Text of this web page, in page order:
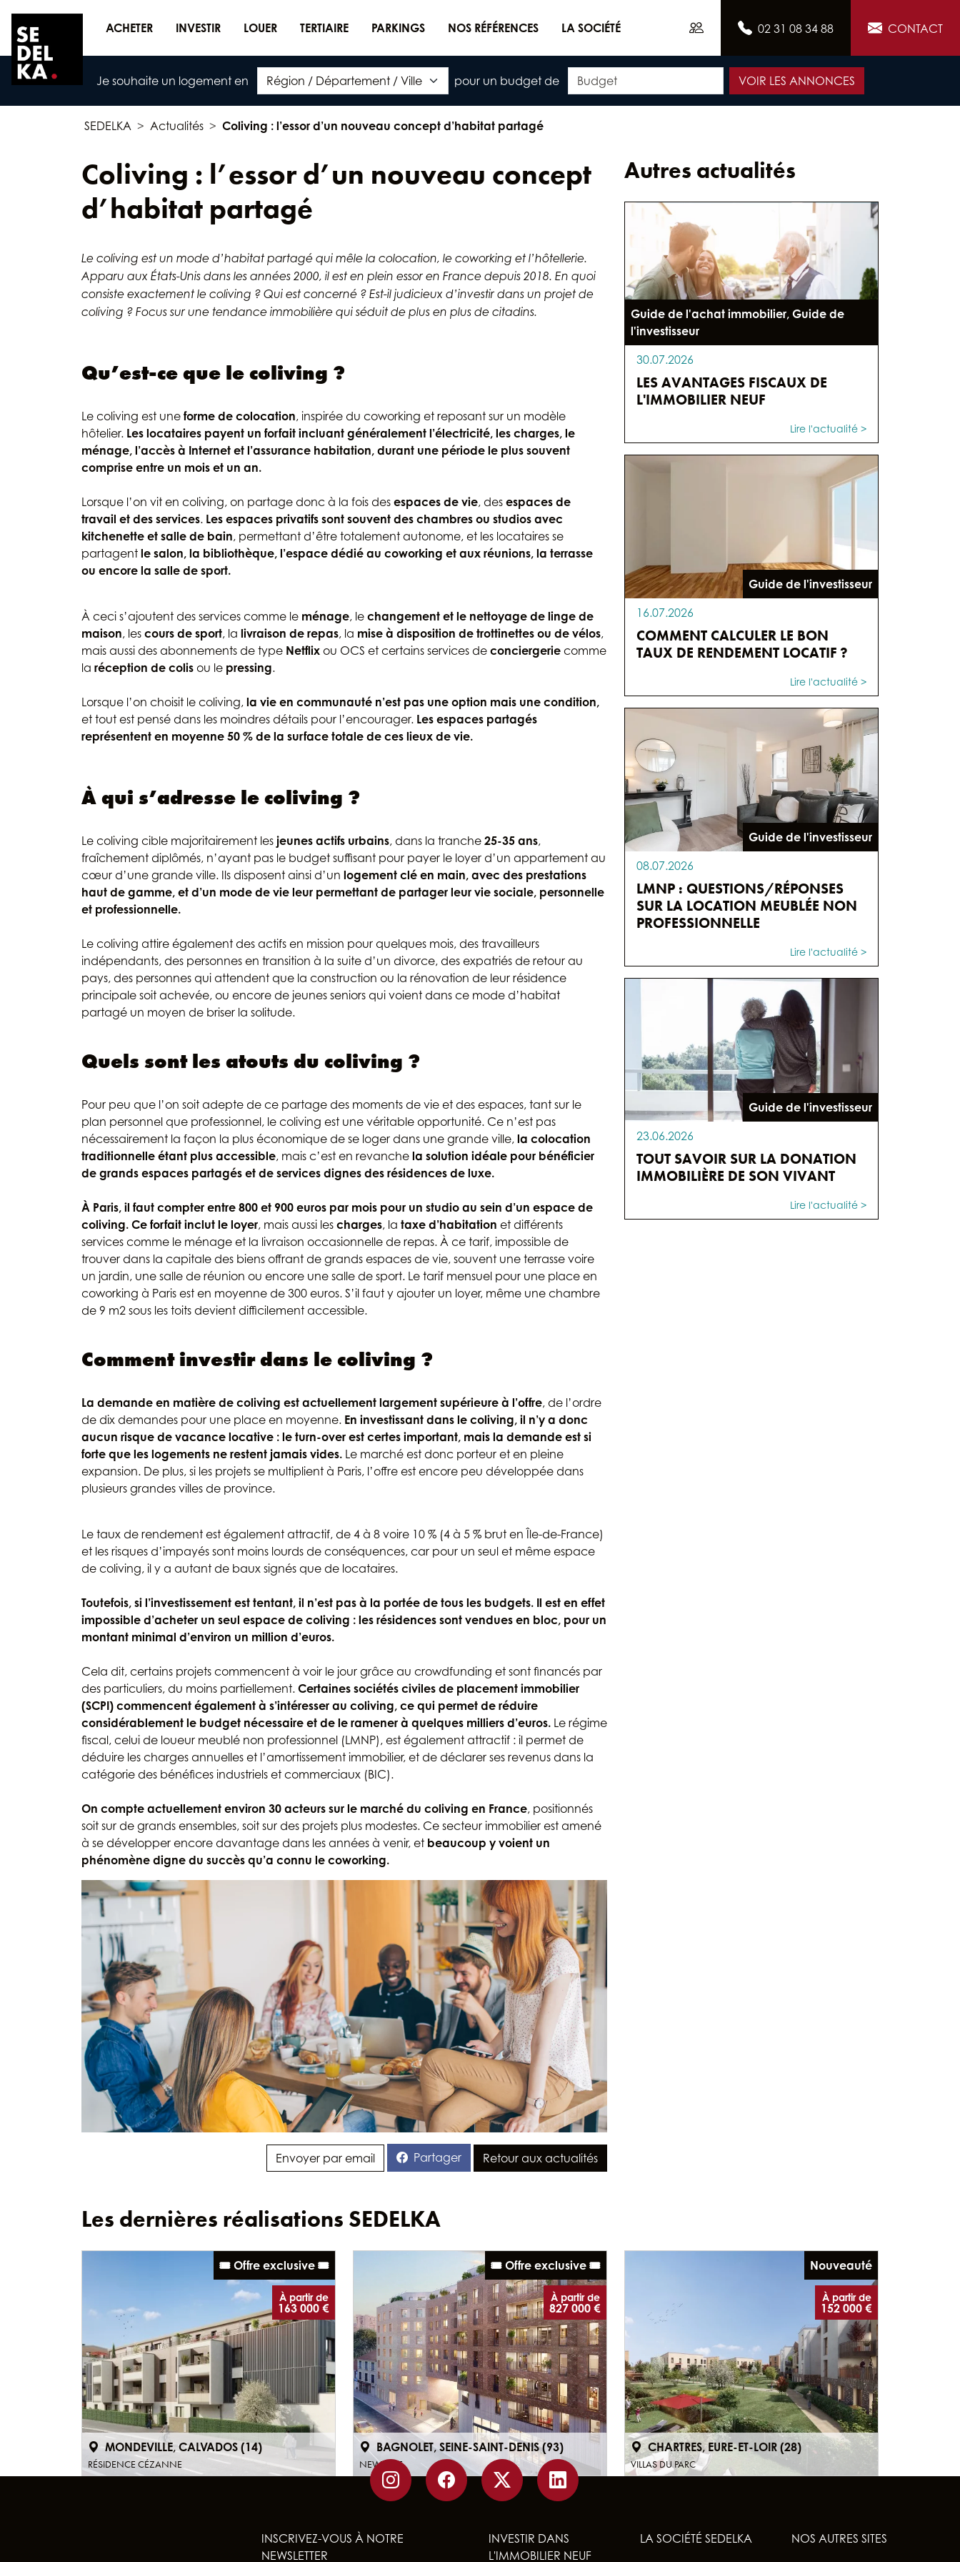
ACHETER INVESTIR LOUER TERTIAIRE PARKINGS NOS RÉFÉRENCES LA SOCIÉTÉ 02 31 08 34 88 CONTACT
Je souhaite un logement en pour un budget de VOIR LES ANNONCES
SEDELKA Actualités Coliving : l’essor d’un nouveau concept d’habitat partagé
Coliving : l’essor d’un nouveau concept
d’habitat partagé
Le coliving est un mode d’habitat partagé qui mêle la colocation, le coworking et l’hôtellerie.
Apparu aux États-Unis dans les années 2000, il est en plein essor en France depuis 2018. En quoi
consiste exactement le coliving ? Qui est concerné ? Est-il judicieux d’investir dans un projet de
coliving ? Focus sur une tendance immobilière qui séduit de plus en plus de citadins.
Qu’est-ce que le coliving ?
Le coliving est une forme de colocation, inspirée du coworking et reposant sur un modèle
hôtelier. Les locataires payent un forfait incluant généralement l’électricité, les charges, le
ménage, l’accès à Internet et l’assurance habitation, durant une période le plus souvent
comprise entre un mois et un an.
Lorsque l’on vit en coliving, on partage donc à la fois des espaces de vie, des espaces de
travail et des services. Les espaces privatifs sont souvent des chambres ou studios avec
kitchenette et salle de bain, permettant d’être totalement autonome, et les locataires se
partagent le salon, la bibliothèque, l’espace dédié au coworking et aux réunions, la terrasse
ou encore la salle de sport.
À ceci s’ajoutent des services comme le ménage, le changement et le nettoyage de linge de
maison, les cours de sport, la livraison de repas, la mise à disposition de trottinettes ou de vélos,
mais aussi des abonnements de type Netflix ou OCS et certains services de conciergerie comme
la réception de colis ou le pressing.
Lorsque l’on choisit le coliving, la vie en communauté n’est pas une option mais une condition,
et tout est pensé dans les moindres détails pour l’encourager. Les espaces partagés
représentent en moyenne 50 % de la surface totale de ces lieux de vie.
À qui s’adresse le coliving ?
Le coliving cible majoritairement les jeunes actifs urbains, dans la tranche 25-35 ans,
fraîchement diplômés, n’ayant pas le budget suffisant pour payer le loyer d’un appartement au
cœur d’une grande ville. Ils disposent ainsi d’un logement clé en main, avec des prestations
haut de gamme, et d’un mode de vie leur permettant de partager leur vie sociale, personnelle
et professionnelle.
Le coliving attire également des actifs en mission pour quelques mois, des travailleurs
indépendants, des personnes en transition à la suite d’un divorce, des expatriés de retour au
pays, des personnes qui attendent que la construction ou la rénovation de leur résidence
principale soit achevée, ou encore de jeunes seniors qui voient dans ce mode d’habitat
partagé un moyen de briser la solitude.
Quels sont les atouts du coliving ?
Pour peu que l’on soit adepte de ce partage des moments de vie et des espaces, tant sur le
plan personnel que professionnel, le coliving est une véritable opportunité. Ce n’est pas
nécessairement la façon la plus économique de se loger dans une grande ville, la colocation
traditionnelle étant plus accessible, mais c’est en revanche la solution idéale pour bénéficier
de grands espaces partagés et de services dignes des résidences de luxe.
À Paris, il faut compter entre 800 et 900 euros par mois pour un studio au sein d’un espace de
coliving. Ce forfait inclut le loyer, mais aussi les charges, la taxe d’habitation et différents
services comme le ménage et la livraison occasionnelle de repas. À ce tarif, impossible de
trouver dans la capitale des biens offrant de grands espaces de vie, souvent une terrasse voire
un jardin, une salle de réunion ou encore une salle de sport. Le tarif mensuel pour une place en
coworking à Paris est en moyenne de 300 euros. S’il faut y ajouter un loyer, même une chambre
de 9 m2 sous les toits devient difficilement accessible.
Comment investir dans le coliving ?
La demande en matière de coliving est actuellement largement supérieure à l’offre, de l’ordre
de dix demandes pour une place en moyenne. En investissant dans le coliving, il n’y a donc
aucun risque de vacance locative : le turn-over est certes important, mais la demande est si
forte que les logements ne restent jamais vides. Le marché est donc porteur et en pleine
expansion. De plus, si les projets se multiplient à Paris, l’offre est encore peu développée dans
plusieurs grandes villes de province.
Le taux de rendement est également attractif, de 4 à 8 voire 10 % (4 à 5 % brut en Île-de-France)
et les risques d’impayés sont moins lourds de conséquences, car pour un seul et même espace
de coliving, il y a autant de baux signés que de locataires.
Toutefois, si l’investissement est tentant, il n’est pas à la portée de tous les budgets. Il est en effet
impossible d’acheter un seul espace de coliving : les résidences sont vendues en bloc, pour un
montant minimal d’environ un million d’euros.
Cela dit, certains projets commencent à voir le jour grâce au crowdfunding et sont financés par
des particuliers, du moins partiellement. Certaines sociétés civiles de placement immobilier
(SCPI) commencent également à s’intéresser au coliving, ce qui permet de réduire
considérablement le budget nécessaire et de le ramener à quelques milliers d’euros. Le régime
fiscal, celui de loueur meublé non professionnel (LMNP), est également attractif : il permet de
déduire les charges annuelles et l’amortissement immobilier, et de déclarer ses revenus dans la
catégorie des bénéfices industriels et commerciaux (BIC).
On compte actuellement environ 30 acteurs sur le marché du coliving en France, positionnés
soit sur de grands ensembles, soit sur des projets plus modestes. Ce secteur immobilier est amené
à se développer encore davantage dans les années à venir, et beaucoup y voient un
phénomène digne du succès qu’a connu le coworking.
Envoyer par email Partager Retour aux actualités
Autres actualités
Guide de l'achat immobilier, Guide de
l'investisseur
30.07.2026
LES AVANTAGES FISCAUX DE
L'IMMOBILIER NEUF
Lire l'actualité >
Guide de l'investisseur
16.07.2026
COMMENT CALCULER LE BON
TAUX DE RENDEMENT LOCATIF ?
Lire l'actualité >
Guide de l'investisseur
08.07.2026
LMNP : QUESTIONS/RÉPONSES
SUR LA LOCATION MEUBLÉE NON
PROFESSIONNELLE
Lire l'actualité >
Guide de l'investisseur
23.06.2026
TOUT SAVOIR SUR LA DONATION
IMMOBILIÈRE DE SON VIVANT
Lire l'actualité >
Les dernières réalisations SEDELKA
🎟️ Offre exclusive 🎟️
À partir de
163 000 €
MONDEVILLE, CALVADOS (14)
RÉSIDENCE CÉZANNE
🎟️ Offre exclusive 🎟️
À partir de
827 000 €
BAGNOLET, SEINE-SAINT-DENIS (93)
NEW AGE
Nouveauté
À partir de
152 000 €
CHARTRES, EURE-ET-LOIR (28)
VILLAS DU PARC
INSCRIVEZ-VOUS À NOTRE
NEWSLETTER
INVESTIR DANS
L'IMMOBILIER NEUF
LA SOCIÉTÉ SEDELKA
NOS AUTRES SITES